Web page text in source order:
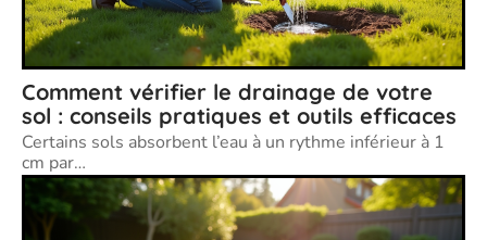
Comment vérifier le drainage de votre
sol : conseils pratiques et outils efficaces
Certains sols absorbent l’eau à un rythme inférieur à 1
cm par…